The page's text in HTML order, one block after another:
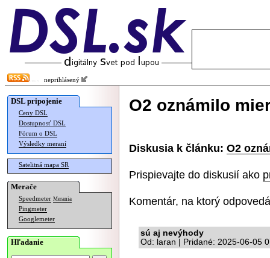
neprihlásený
DSL pripojenie
Ceny DSL
Dostupnosť DSL
Fórum o DSL
Výsledky meraní
Satelitná mapa SR
Merače
Speedmeter Merania
Pingmeter
Googlemeter
Hľadanie
O2 oznámilo
Diskusia k článku: O2
Prispievajte do diskusií ako
Komentár, na ktorý
sú aj nevýhody
Od: laran | Pridané: 2025-06-05